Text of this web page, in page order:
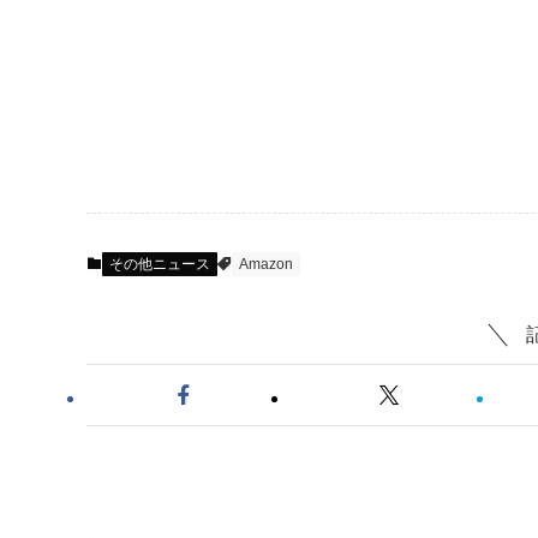
その他ニュース Amazon